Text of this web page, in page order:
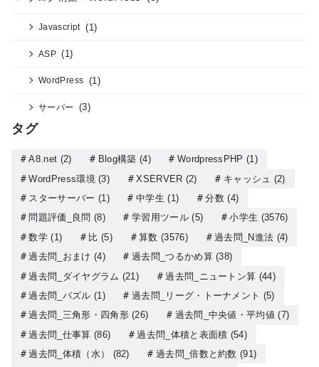
Javascript (1)
ASP (1)
WordPress (1)
サーバー (3)
タグ
A8.net (2) Blog構築 (4) WordpressPHP (1)
WordPress環境 (3) XSERVER (2) キャッシュ (2)
スターサーバー (1) 中学生 (1) 分数(4)
問題評価_良問 (8) 学習用ツール(5) 小学生 (3576)
数学(1) 比 (5) 算数 (3576) 過去問_N進法 (4)
過去問_おまけ (4) 過去問_つるかめ算(38)
過去問_ダイヤグラム (21) 過去問_ニュートン算 (44)
過去問_パズル (1) 過去問_リーグ・トーナメント (5)
過去問_三角形・四角形(26) 過去問_中央値・平均値 (7)
過去問_仕事算 (86) 過去問_体積と表面積 (54)
過去問_体積（水）
(82) 過去問_倍数と約数 (91)